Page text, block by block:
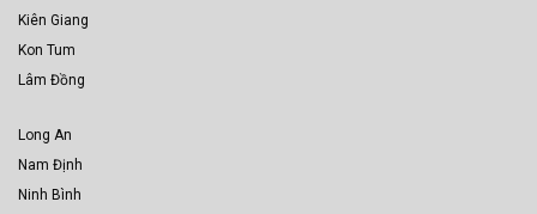
Kiên Giang
Kon Tum
Lâm Đồng
Long An
Nam Định
Ninh Bình